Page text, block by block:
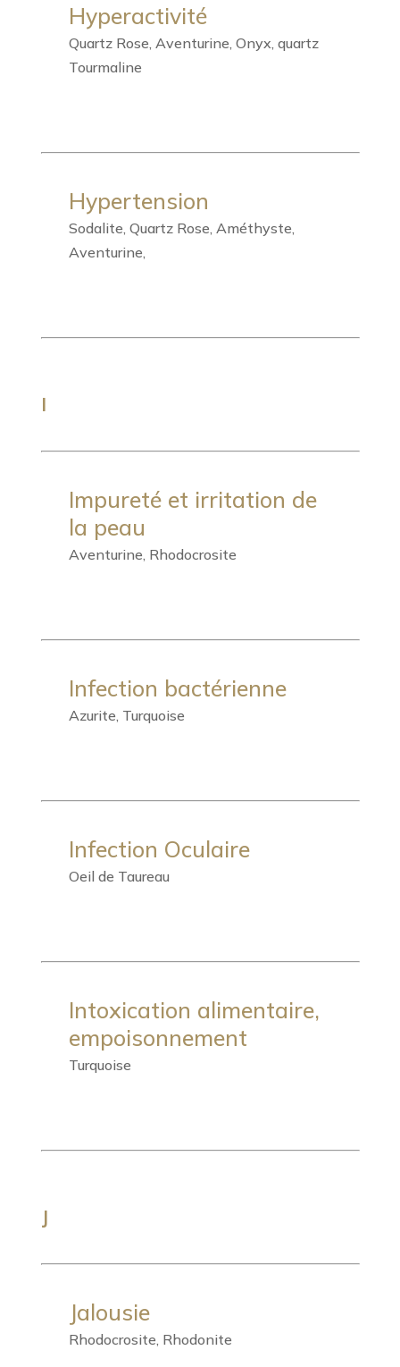
Hyperactivité
Quartz Rose, Aventurine, Onyx, quartz
Tourmaline
Hypertension
Sodalite, Quartz Rose, Améthyste,
Aventurine,
I
Impureté et irritation de
la peau
Aventurine, Rhodocrosite
Infection bactérienne
Azurite, Turquoise
Infection Oculaire
Oeil de Taureau
Intoxication alimentaire,
empoisonnement
Turquoise
J
Jalousie
Rhodocrosite, Rhodonite